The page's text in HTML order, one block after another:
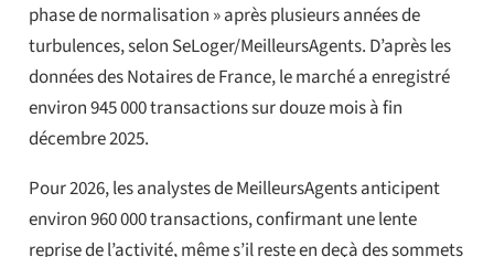
phase de normalisation » après plusieurs années de
turbulences, selon SeLoger/MeilleursAgents. D’après les
données des Notaires de France, le marché a enregistré
environ 945 000 transactions sur douze mois à fin
décembre 2025.
Pour 2026, les analystes de MeilleursAgents anticipent
environ 960 000 transactions, confirmant une lente
reprise de l’activité, même s’il reste en deçà des sommets